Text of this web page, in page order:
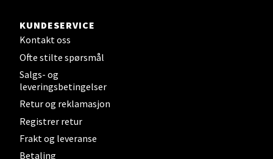
KUNDESERVICE
Kontakt oss
Ofte stilte spørsmål
Salgs- og
leveringsbetingelser
Retur og reklamasjon
Registrer retur
Frakt og leveranse
Betaling
Steinkjer - Thon Senter Steinkjer
Sjøfartsgata 2, 7714 Steinkjer
Åpent i dag 10-20
0 i butikk